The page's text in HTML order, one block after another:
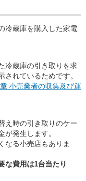
冷蔵庫を購入した家電
冷蔵庫の引き取りを求
れているためです。
小売業者の収集及び運
え時の引き取りのケー
が発生します。
なる小売店もありま
な費用は1台当たり